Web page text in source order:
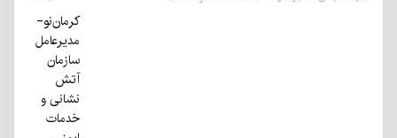
کرمان‌نو-
مدیرعامل
سازمان
آتش
نشانی و
خدمات